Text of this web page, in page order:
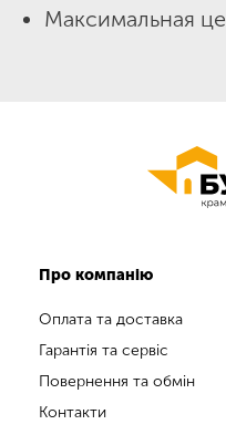
Максимальная
Про компанію
Оплата та доставка
Гарантія та сервіс
Повернення та обмін
Контакти